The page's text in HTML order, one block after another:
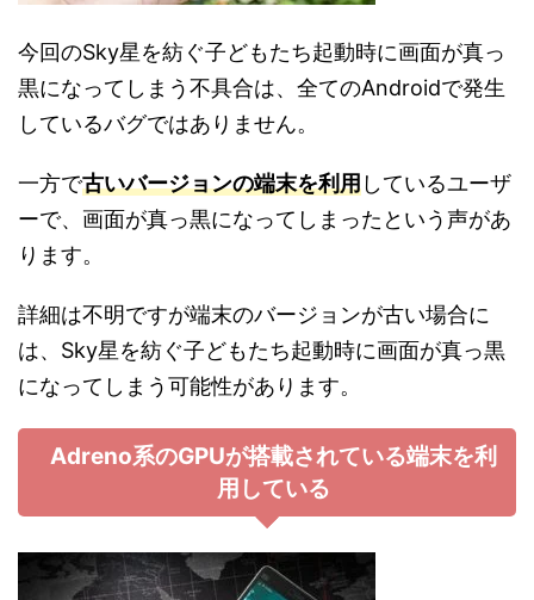
今回のSky星を紡ぐ子どもたち起動時に画面が真っ
黒になってしまう不具合は、全てのAndroidで発生
しているバグではありません。
一方で古いバージョンの端末を利用しているユーザ
ーで、画面が真っ黒になってしまったという声があ
ります。
詳細は不明ですが端末のバージョンが古い場合に
は、Sky星を紡ぐ子どもたち起動時に画面が真っ黒
になってしまう可能性があります。
Adreno系のGPUが搭載されている端末を利
用している